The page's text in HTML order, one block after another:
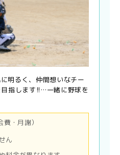
明るく、仲間想いなチー
指します!!…一緒に野球を
・月謝）
ん